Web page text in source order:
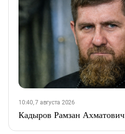
10:40, 7 августа 2026
Кадыров Рамзан Ахматович